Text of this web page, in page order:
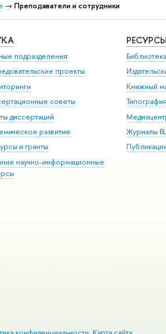
→ Преподаватели и сотрудники
подразделения
проекты
советы
диссертаций
развитие
и гранты
научно-информационные
РЕСУРСЫ
Библиотека
Книжный
Типография
Журналы